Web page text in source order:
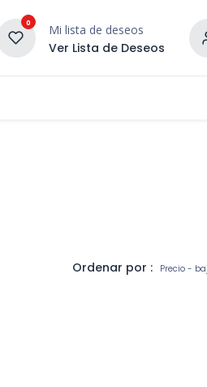
0 Mi lista de deseos
Ver Lista de Deseos
Ordenar por : Precio -